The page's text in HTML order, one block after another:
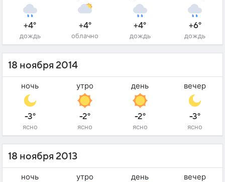
+4°
дождь
+4°
облачно
+4°
дождь
+6°
дождь
18 ноября 2014
ночь
-3°
ясно
утро
-2°
ясно
день
-2°
ясно
вечер
-3°
ясно
18 ноября 2013
ночь утро день вечер